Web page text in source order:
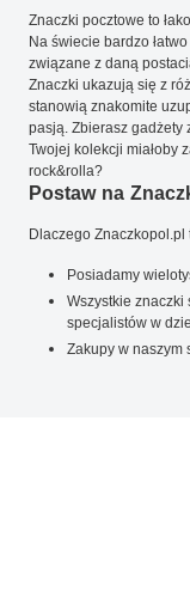
Znaczki pocztowe to
Na świecie bardzo
związane z daną
Znaczki ukazują się z
stanowią znakomite
pasją. Zbierasz gadżety
Twojej kolekcji miałoby
rock&rolla?
Postaw na
Dlaczego
Posiadamy
Wszystkie
specjalistów w
Zakupy w naszym